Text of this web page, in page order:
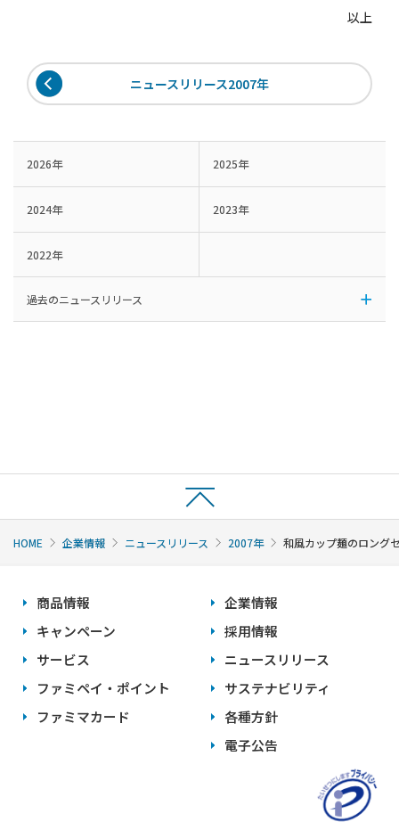
以上
ニュースリリース2007年
2026年 2025年
2024年 2023年
2022年
過去のニュースリリース
HOME 企業情報 ニュースリリース 2007年 和風カップ麺のロング
商品情報
キャンペーン
サービス
ファミペイ・ポイント
ファミマカード
企業情報
採用情報
ニュースリリース
サステナビリティ
各種方針
電子公告